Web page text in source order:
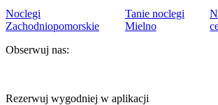
Noclegi
Zachodniopomorskie
Tanie noclegi
Mielno
Obserwuj nas:
Rezerwuj wygodniej w aplikacji